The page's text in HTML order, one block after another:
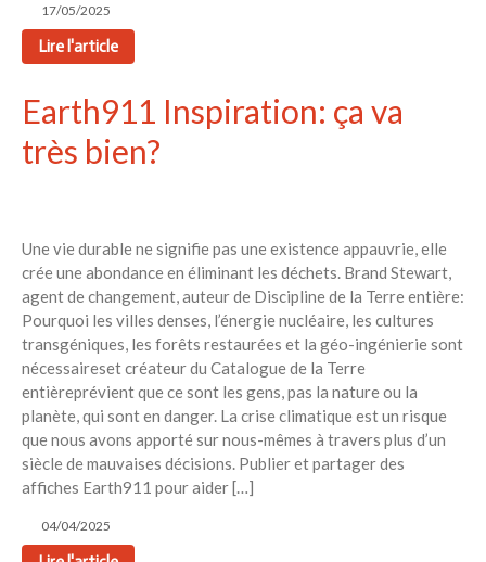
17/05/2025
Lire l'article
Earth911 Inspiration: ça va
très bien?
Une vie durable ne signifie pas une existence appauvrie, elle
crée une abondance en éliminant les déchets. Brand Stewart,
agent de changement, auteur de Discipline de la Terre entière:
Pourquoi les villes denses, l’énergie nucléaire, les cultures
transgéniques, les forêts restaurées et la géo-ingénierie sont
nécessaireset créateur du Catalogue de la Terre
entièreprévient que ce sont les gens, pas la nature ou la
planète, qui sont en danger. La crise climatique est un risque
que nous avons apporté sur nous-mêmes à travers plus d’un
siècle de mauvaises décisions. Publier et partager des
affiches Earth911 pour aider […]
04/04/2025